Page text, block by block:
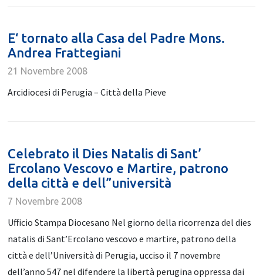
E‘ tornato alla Casa del Padre Mons.
Andrea Frattegiani
21 Novembre 2008
Arcidiocesi di Perugia – Città della Pieve
Celebrato il Dies Natalis di Sant’
Ercolano Vescovo e Martire, patrono
della città e dell”università
7 Novembre 2008
Ufficio Stampa Diocesano Nel giorno della ricorrenza del dies
natalis di Sant’Ercolano vescovo e martire, patrono della
città e dell’Università di Perugia, ucciso il 7 novembre
dell’anno 547 nel difendere la libertà perugina oppressa dai